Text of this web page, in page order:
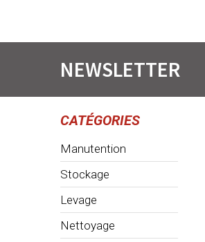
NEWSLETTER
CATÉGORIES
Manutention
Stockage
Levage
Nettoyage